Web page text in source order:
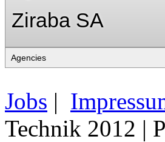
Ziraba SA
Jobs |
Technik 2012 |